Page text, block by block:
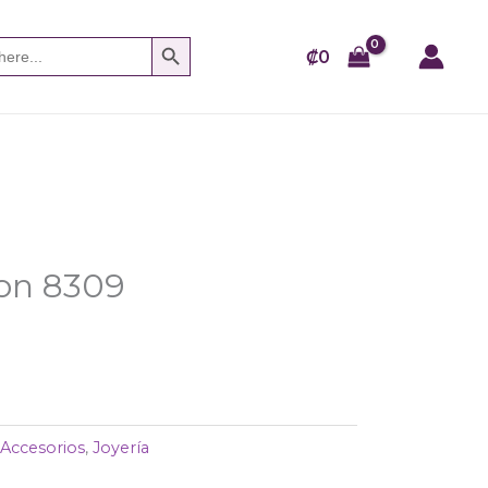
SEARCH BUTTON
₡0
8309
Accesorios,Joyería